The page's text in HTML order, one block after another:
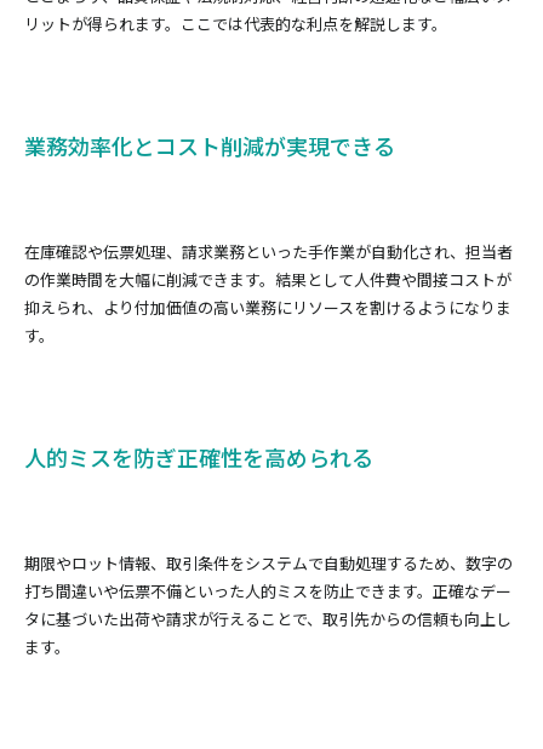
リットが得られます。ここでは代表的な利点を解説します。
業務効率化とコスト削減が実現できる
在庫確認や伝票処理、請求業務といった手作業が自動化され、担当者
の作業時間を大幅に削減できます。結果として人件費や間接コストが
抑えられ、より付加価値の高い業務にリソースを割けるようになりま
す。
人的ミスを防ぎ正確性を高められる
期限やロット情報、取引条件をシステムで自動処理するため、数字の
打ち間違いや伝票不備といった人的ミスを防止できます。正確なデー
タに基づいた出荷や請求が行えることで、取引先からの信頼も向上し
ます。